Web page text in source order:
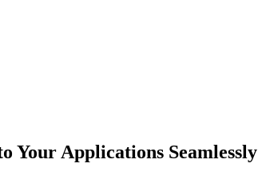
Your Applications Seamlessly